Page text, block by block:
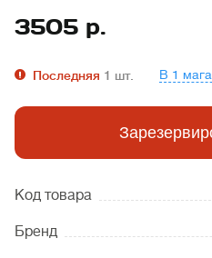
3505 р.
Последняя 1 шт. В 1
Код товара
Бренд